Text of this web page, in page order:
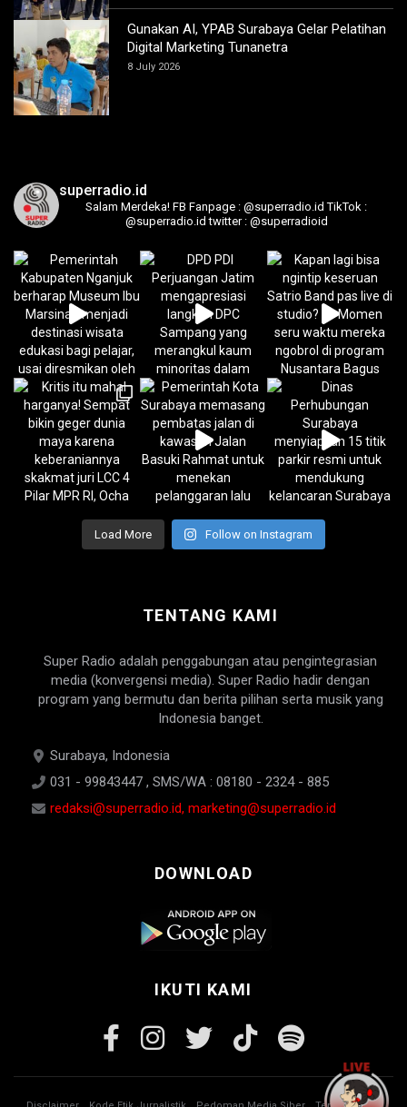
Gunakan AI, YPAB Surabaya Gelar Pelatihan
Digital Marketing Tunanetra
8 July 2026
superradio.id
Salam Merdeka! FB Fanpage : @superradio.id TikTok :
@superradio.id twitter : @superradioid
Load More Follow on Instagram
TENTANG KAMI
Super Radio adalah penggabungan atau pengintegrasian
media (konvergensi media). Super Radio hadir dengan
program yang bermutu dan berita pilihan serta musik yang
Indonesia banget.
Surabaya, Indonesia
031 - 99843447 , SMS/WA : 08180 - 2324 - 885
redaksi@superradio.id, marketing@superradio.id
DOWNLOAD
IKUTI KAMI